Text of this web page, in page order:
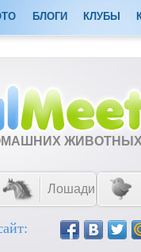
БЛОГИ КЛУБЫ
Лошади